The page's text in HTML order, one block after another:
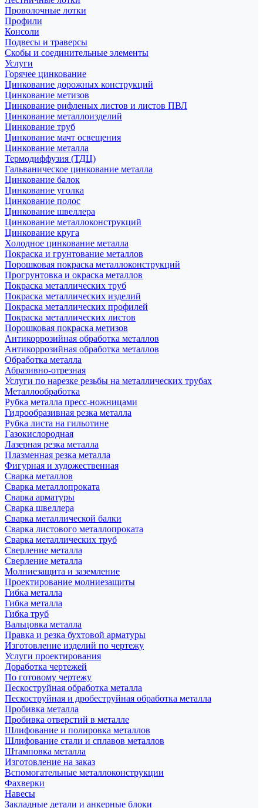
Проволочные лотки
Профили
Консоли
Подвесы и траверсы
Скобы и соединительные элементы
Услуги
Горячее цинкование
Цинкование дорожных конструкций
Цинкование метизов
Цинкование рифленых листов и листов ПВЛ
Цинкование металлоизделий
Цинкование труб
Цинкование мачт освещения
Цинкование металла
Термодиффузия (ТДЦ)
Гальваническое цинкование металла
Цинкование балок
Цинкование уголка
Цинкование полос
Цинкование швеллера
Цинкование металлоконструкций
Цинкование круга
Холодное цинкование металла
Покраска и грунтование металлов
Порошковая покраска металлоконструкций
Прогрунтовка и окраска металлов
Покраска металлических труб
Покраска металлических изделий
Покраска металлических профилей
Покраска металлических листов
Порошковая покраска метизов
Антикоррозийная обработка металлов
Антикоррозийная обработка металлов
Обработка металла
Абразивно-отрезная
Услуги по нарезке резьбы на металлических трубах
Металлообработка
Рубка металла пресс-ножницами
Гидрообразивная резка металла
Рубка листа на гильотине
Газокислородная
Лазерная резка металла
Плазменная резка металла
Фигурная и художественная
Сварка металлов
Сварка металлопроката
Сварка арматуры
Сварка швеллера
Сварка металлической балки
Сварка листового металлопроката
Сварка металлических труб
Сверление металла
Сверление металла
Молниезащита и заземление
Проектирование молниезащиты
Гибка металла
Гибка металла
Гибка труб
Вальцовка металла
Правка и резка бухтовой арматуры
Изготовление изделий по чертежу
Услуги проектирования
Доработка чертежей
По готовому чертежу
Пескоструйная обработка металла
Пескоструйная и дробеструйная обработка металла
Пробивка металла
Пробивка отверстий в металле
Шлифование и полировка металлов
Шлифование стали и сплавов металлов
Штамповка металла
Изготовление на заказ
Вспомогательные металлоконструкции
Фахверки
Навесы
Закладные детали и анкерные блоки